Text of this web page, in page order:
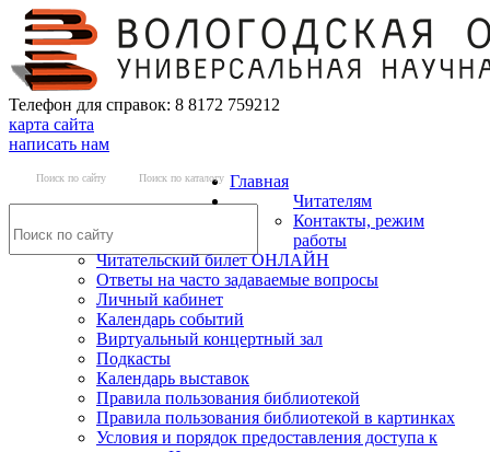
Телефон для справок: 8 8172 759212
карта сайта
написать нам
Поиск по сайту Поиск по каталогу Главная
Читателям
Контакты, режим
работы
Читательский билет ОНЛАЙН
Ответы на часто задаваемые вопросы
Личный кабинет
Календарь событий
Виртуальный концертный зал
Подкасты
Календарь выставок
Правила пользования библиотекой
Правила пользования библиотекой в картинках
Условия и порядок предоставления доступа к